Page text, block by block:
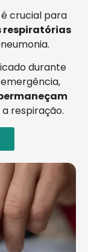
é crucial para
respiratórias
durante
respiração.